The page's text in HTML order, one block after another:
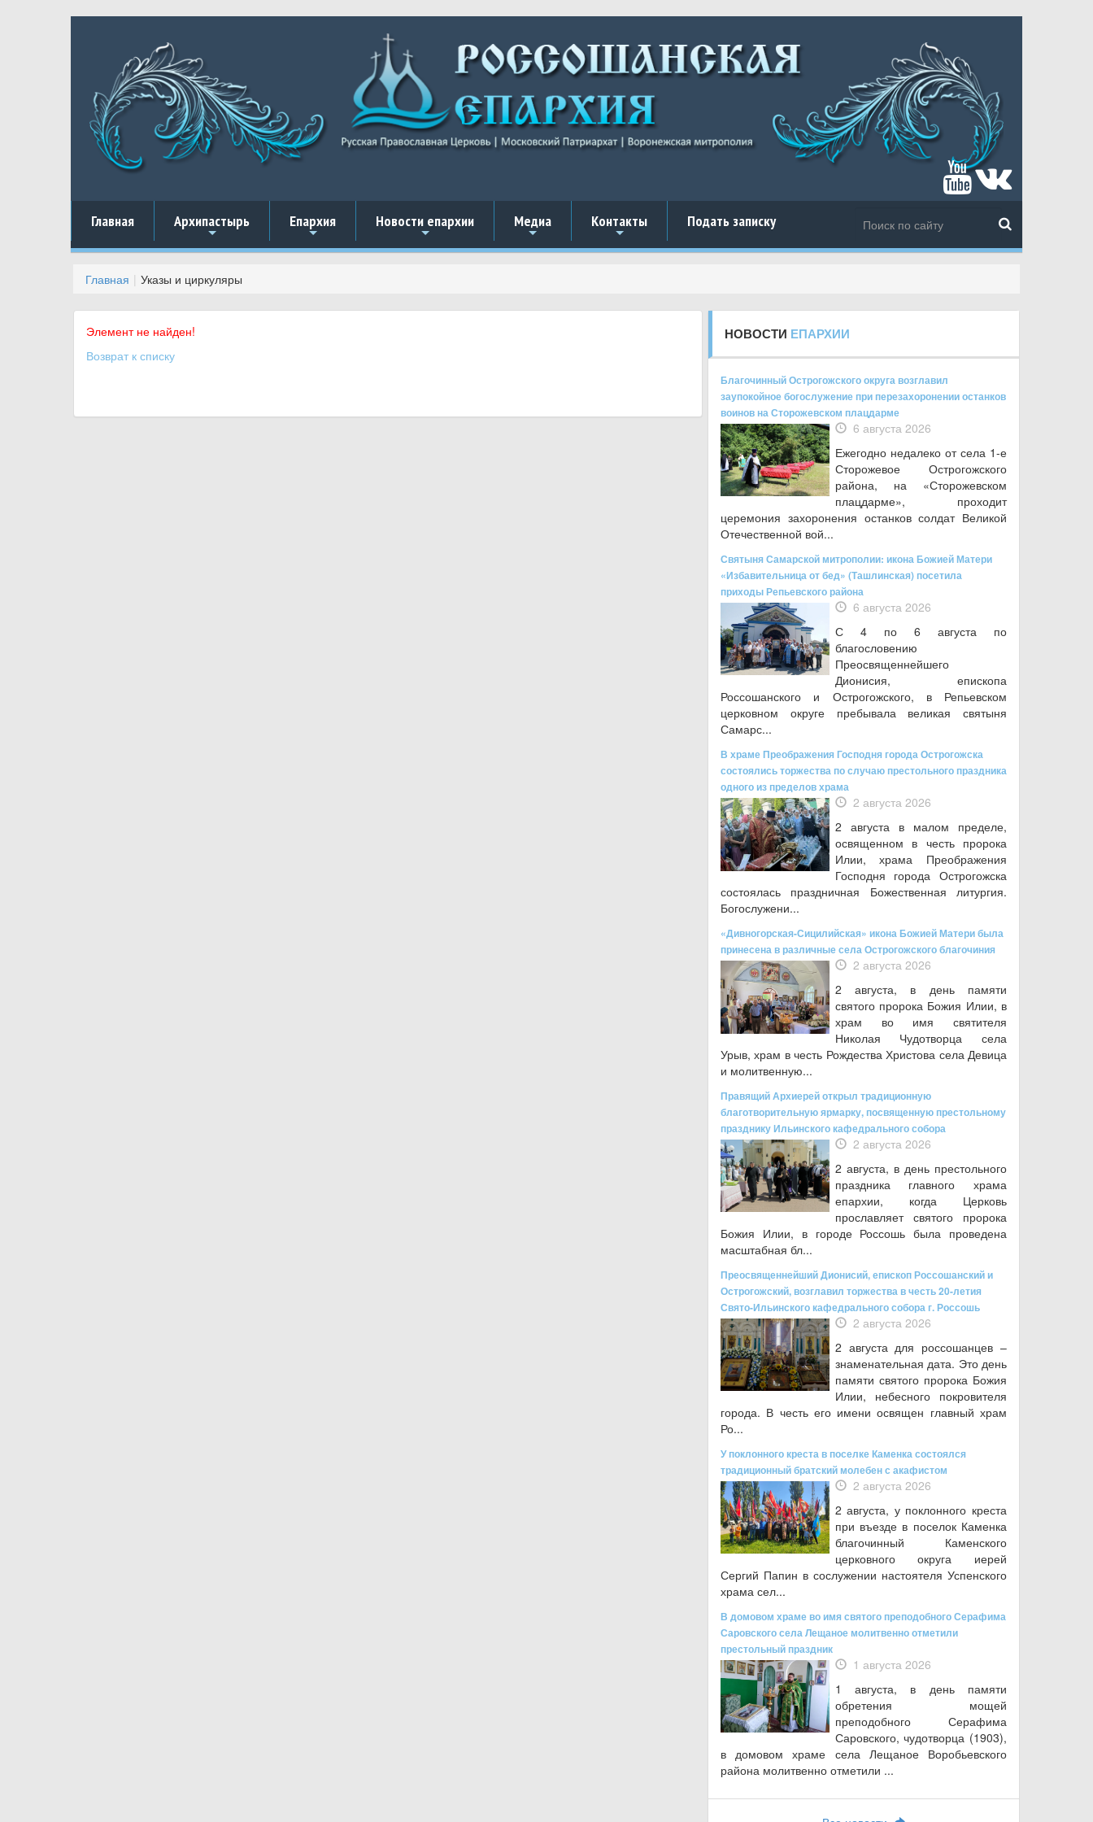
Главная
+
Архипастырь
+
Епархия
+
Новости епархии
+
Медиа
+
Контакты Подать записку
Главная Указы и циркуляры
Элемент не найден!
Возврат к списку
НОВОСТИ ЕПАРХИИ
Благочинный Острогожского округа возглавил
заупокойное богослужение при перезахоронении останков
воинов на Сторожевском плацдарме
6 августа 2026
Ежегодно недалеко от села 1-е
Сторожевое Острогожского
района, на «Сторожевском
плацдарме», проходит
церемония захоронения останков солдат Великой
Отечественной вой...
Святыня Самарской митрополии: икона Божией Матери
«Избавительница от бед» (Ташлинская) посетила
приходы Репьевского района
6 августа 2026
С 4 по 6 августа по
благословению
Преосвященнейшего
Дионисия, епископа
Россошанского и Острогожского, в Репьевском
церковном округе пребывала великая святыня
Самарс...
В храме Преображения Господня города Острогожска
состоялись торжества по случаю престольного праздника
одного из пределов храма
2 августа 2026
2 августа в малом пределе,
освященном в честь пророка
Илии, храма Преображения
Господня города Острогожска
состоялась праздничная Божественная литургия.
Богослужени...
«Дивногорская-Сицилийская» икона Божией Матери была
принесена в различные села Острогожского благочиния
2 августа 2026
2 августа, в день памяти
святого пророка Божия Илии, в
храм во имя святителя
Николая Чудотворца села
Урыв, храм в честь Рождества Христова села Девица
и молитвенную...
Правящий Архиерей открыл традиционную
благотворительную ярмарку, посвященную престольному
празднику Ильинского кафедрального собора
2 августа 2026
2 августа, в день престольного
праздника главного храма
епархии, когда Церковь
прославляет святого пророка
Божия Илии, в городе Россошь была проведена
масштабная бл...
Преосвященнейший Дионисий, епископ Россошанский и
Острогожский, возглавил торжества в честь 20-летия
Свято-Ильинского кафедрального собора г. Россошь
2 августа 2026
2 августа для россошанцев –
знаменательная дата. Это день
памяти святого пророка Божия
Илии, небесного покровителя
города. В честь его имени освящен главный храм
Ро...
У поклонного креста в поселке Каменка состоялся
традиционный братский молебен с акафистом
2 августа 2026
2 августа, у поклонного креста
при въезде в поселок Каменка
благочинный Каменского
церковного округа иерей
Сергий Папин в сослужении настоятеля Успенского
храма сел...
В домовом храме во имя святого преподобного Серафима
Саровского села Лещаное молитвенно отметили
престольный праздник
1 августа 2026
1 августа, в день памяти
обретения мощей
преподобного Серафима
Саровского, чудотворца (1903),
в домовом храме села Лещаное Воробьевского
района молитвенно отметили ...